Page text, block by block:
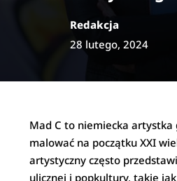
Redakcja
28 lutego, 2024
Mad C to niemiecka artystka
malować na początku XXI
artystyczny często
ulicznej i popkultury, takie